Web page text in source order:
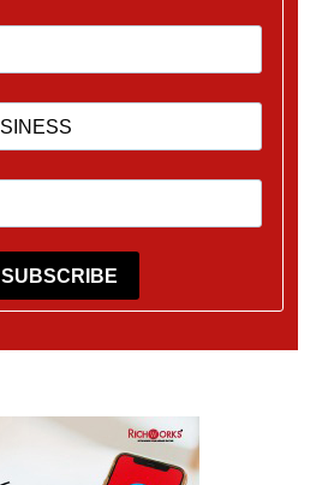
SUBSCRIBE